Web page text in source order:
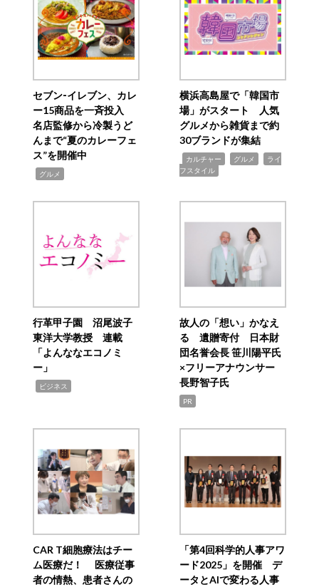
セブン‐イレブン、カレ
ー15商品を一斉投入
名店監修から冷製うど
んまで“夏のカレーフェ
ス”を開催中
グルメ
横浜高島屋で「韓国市
場」がスタート 人気
グルメから雑貨まで約
30ブランドが集結
カルチャー グルメ
ライ
フスタイル
行革甲子園 沼尾波子
東洋大学教授 連載
「よんななエコノミ
ー」
ビジネス
故人の「想い」かなえ
る 遺贈寄付 日本財
団名誉会長 笹川陽平氏
×フリーアナウンサー
長野智子氏
PR
CAR T細胞療法はチー
ム医療だ！ 医療従事
者の情熱、患者さんの
「第4回科学的人事アワ
ード2025」を開催 デ
ータとAIで変わる人事